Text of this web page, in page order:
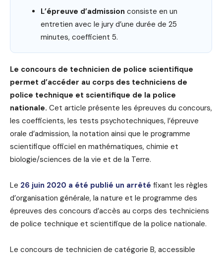
L’épreuve d’admission consiste en un
entretien avec le jury d’une durée de 25
minutes, coefficient 5.
Le concours de technicien de police scientifique
permet d’accéder au corps des techniciens de
police technique et scientifique de la police
nationale. Cet article présente les épreuves du concours,
les coefficients, les tests psychotechniques, l’épreuve
orale d’admission, la notation ainsi que le programme
scientifique officiel en mathématiques, chimie et
biologie/sciences de la vie et de la Terre.
Le 26 juin 2020 a été publié un arrêté fixant les règles
d’organisation générale, la nature et le programme des
épreuves des concours d’accès au corps des techniciens
de police technique et scientifique de la police nationale.
Le concours de technicien de catégorie B, accessible